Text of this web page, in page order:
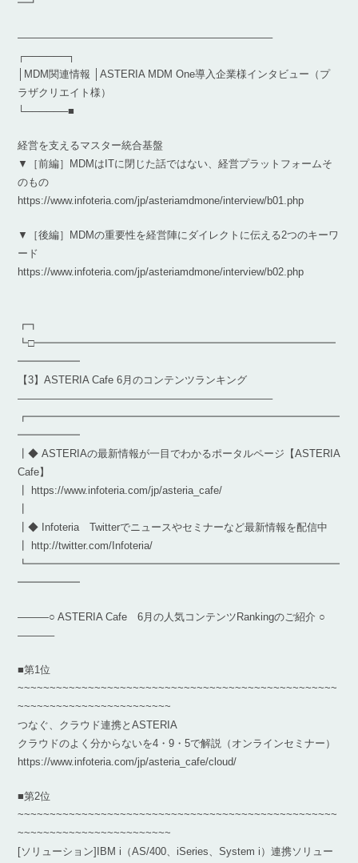
━┛
————————————————————————–
┌──────┐
│MDM関連情報 │ASTERIA MDM One導入企業様インタビュー（プ
ラザクリエイト様）
└──────■
経営を支えるマスター統合基盤
▼［前編］MDMはITに閉じた話ではない、経営プラットフォームそ
のもの
https://www.infoteria.com/jp/asteriamdmone/interview/b01.php
▼［後編］MDMの重要性を経営陣にダイレクトに伝える2つのキーワ
ード
https://www.infoteria.com/jp/asteriamdmone/interview/b02.php
┏┓
┗□━━━━━━━━━━━━━━━━━━━━━━━━━━━━━
━━━━━━
【3】ASTERIA Cafe 6月のコンテンツランキング
————————————————————————–
┏━━━━━━━━━━━━━━━━━━━━━━━━━━━━━━
━━━━━━
┃◆ ASTERIAの最新情報が一目でわかるポータルページ【ASTERIA
Cafe】
┃ https://www.infoteria.com/jp/asteria_cafe/
┃◆ Infoteria Twitterでニュースやセミナーなど最新情報を配信中
┃ http://twitter.com/Infoteria/
┗━━━━━━━━━━━━━━━━━━━━━━━━━━━━━━
━━━━━━
———○ ASTERIA Cafe 6月の人気コンテンツRankingのご紹介 ○
———–
■第1位
~~~~~~~~~~~~~~~~~~~~~~~~~~~~~~~~~~~~~~~~~~~~~~~~~~
~~~~~~~~~~~~~~~~~~~~~~~~
つなぐ、クラウド連携とASTERIA
クラウドのよく分からないを4・9・5で解説（オンラインセミナー）
https://www.infoteria.com/jp/asteria_cafe/cloud/
■第2位
~~~~~~~~~~~~~~~~~~~~~~~~~~~~~~~~~~~~~~~~~~~~~~~~~~
~~~~~~~~~~~~~~~~~~~~~~~~
[ソリューション]IBM i（AS/400、iSeries、System i）連携ソリュー